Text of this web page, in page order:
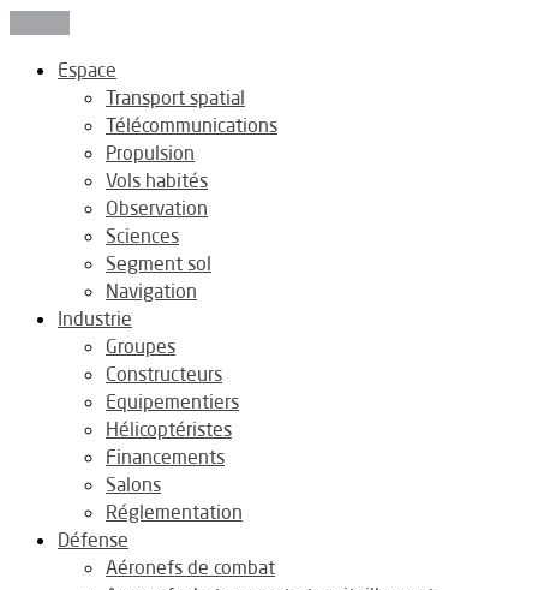
Espace
Transport spatial
Télécommunications
Propulsion
Vols habités
Observation
Sciences
Segment sol
Navigation
Industrie
Groupes
Constructeurs
Equipementiers
Hélicoptéristes
Financements
Salons
Réglementation
Défense
Aéronefs de combat